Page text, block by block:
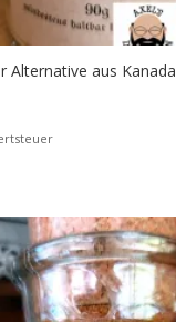
Alternative aus Kanada